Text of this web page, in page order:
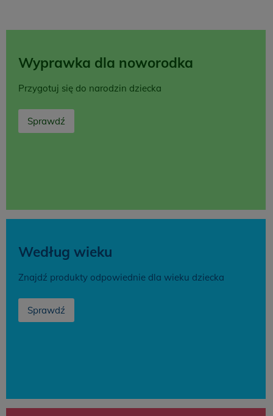
Wyprawka dla noworodka
Przygotuj się do narodzin dziecka
Sprawdź
Według wieku
Znajdź produkty odpowiednie dla wieku dziecka
Sprawdź